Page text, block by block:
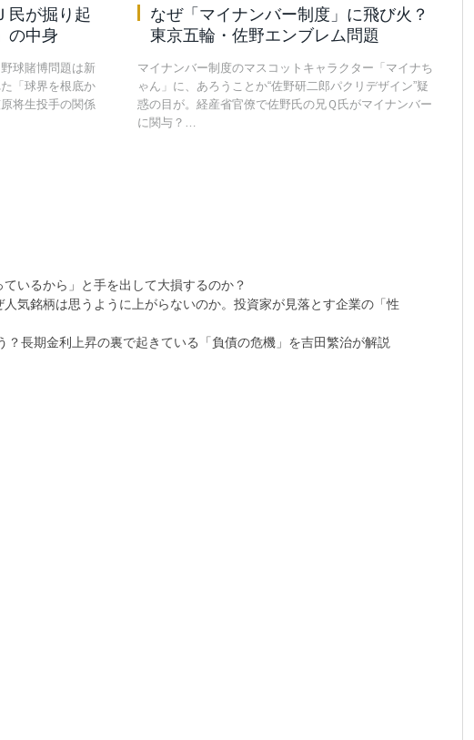
民が掘り起
の中身
球賭博問題は新
「球界を根底か
将生投手の関係
なぜ「マイナンバー制度」に飛び火？
東京五輪・佐野エンブレム問題
マイナンバー制度のマスコットキャラクター「マイナち
ゃん」に、あろうことか“佐野研二郎パクリデザイン”疑
惑の目が。経産省官僚で佐野氏の兄Ｑ氏がマイナンバー
に関与？…
いるから」と手を出して大損するのか？
気銘柄は思うように上がらないのか。投資家が見落とす企業の「性
？長期金利上昇の裏で起きている「負債の危機」を吉田繁治が解説